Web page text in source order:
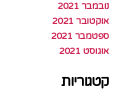
נובמבר 2021
אוקטובר 2021
ספטמבר 2021
אוגוסט 2021
קטגוריות